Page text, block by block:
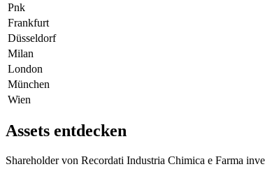
Pnk
Frankfurt
Düsseldorf
Milan
London
München
Wien
Assets entdecken
Shareholder von Recordati Industria Chimica e Farma